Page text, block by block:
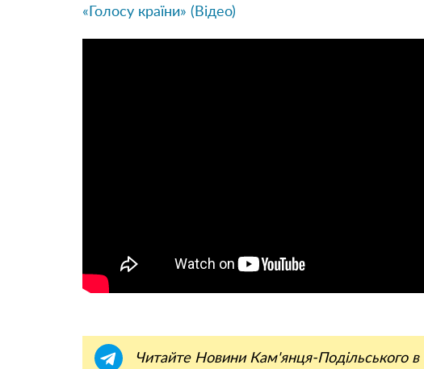
«Голосу країни» (Відео)
Читайте Новини Кам'янця-Подільського в